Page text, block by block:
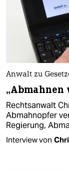
Anwalt zu
Rechtsanwalt
Abmahnopfer
Regierung,
Interview von